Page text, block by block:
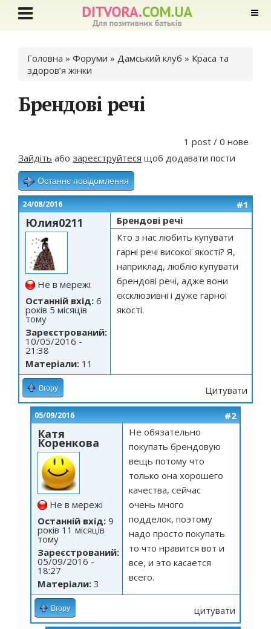
Ви є тут
Головна » Форуми » Дамський клуб » Краса та
здоров’я жінки
Брендові речі
1 post / 0 нове
Зайдіть або зареєструйтеся щоб додавати пости
Останнє повідомлення
24/08/2016 #1
Юлия0211
Не в мережі
Останній вхід: 6
років 5 місяців
тому
Зареєстрований:
10/05/2016 -
21:38
Матеріали: 11
Брендові речі
Кто з нас любить купувати
гарні речі високої якості? Я,
наприклад, люблю купувати
брендові речі, адже вони
єксклюзивні і дуже гарної
якості.
Вгору Цитувати
05/09/2016 #2
Катя
Коренкова
Не в мережі
Останній вхід: 9
років 11 місяців
тому
Зареєстрований:
05/09/2016 -
18:27
Матеріали: 3
Не обязательно
покупать брендовую
вещь потому что
только она хорошего
качества, сейчас
очень много
подделок, поэтому
надо просто покупать
то что нравится вот и
все, и это касается
всего.
Вгору цитувати